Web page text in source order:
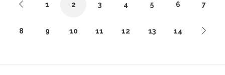
1 2 3 4 5 6 7
8 9 10 11 12 13 14